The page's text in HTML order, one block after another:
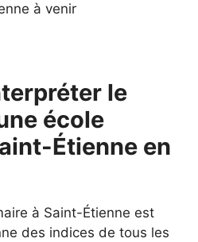
à venir
le
école
Étienne en
à Saint-Étienne est
des indices de tous les